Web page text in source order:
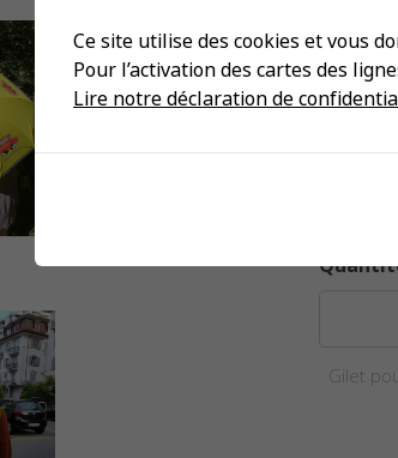
Gilet
Ce site utilise des cookies et vous
Pour l’activation des cartes des
Lire notre déclaration de